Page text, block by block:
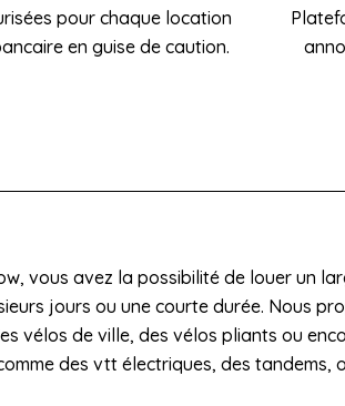
pour chaque location
en guise de caution.
vous avez la possibilité de louer un
jours ou une courte durée. Nous
vélos de ville, des vélos pliants ou
des vtt électriques, des